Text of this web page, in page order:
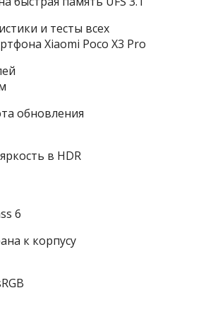
и тесты всех
Xiaomi Poco X3 Pro
обновления
в HDR
6
к корпусу